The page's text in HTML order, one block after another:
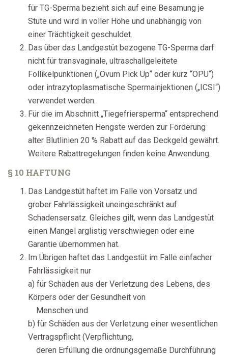
für TG-Sperma bezieht sich auf eine Besamung je
Stute und wird in voller Höhe und unabhängig von
einer Trächtigkeit geschuldet.
Das über das Landgestüt bezogene TG-Sperma darf
nicht für transvaginale, ultraschallgeleitete
Follikelpunktionen („Ovum Pick Up“ oder kurz “OPU“)
oder intrazytoplasmatische Spermainjektionen („ICSI“)
verwendet werden.
Für die im Abschnitt „Tiegefriersperma“ entsprechend
gekennzeichneten Hengste werden zur Förderung
alter Blutlinien 20 % Rabatt auf das Deckgeld gewährt.
Weitere Rabattregelungen finden keine Anwendung.
§ 10 HAFTUNG
Das Landgestüt haftet im Falle von Vorsatz und
grober Fahrlässigkeit uneingeschränkt auf
Schadensersatz. Gleiches gilt, wenn das Landgestüt
einen Mangel arglistig verschwiegen oder eine
Garantie übernommen hat.
Im Übrigen haftet das Landgestüt im Falle einfacher
Fahrlässigkeit nur
a) für Schäden aus der Verletzung des Lebens, des
Körpers oder der Gesundheit von
Menschen und
b) für Schäden aus der Verletzung einer wesentlichen
Vertragspflicht (Verpflichtung,
deren Erfüllung die ordnungsgemäße Durchführung